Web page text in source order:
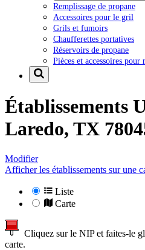
Remplissage de propane
Accessoires pour le gril
Grils et fumoirs
Chaufferettes portatives
Réservoirs de propane
Pièces et accessoires pour
Établissements
Laredo, TX
Modifier
Afficher les établissements sur une
Liste
Carte
Cliquez sur le NIP et faites-le
carte.